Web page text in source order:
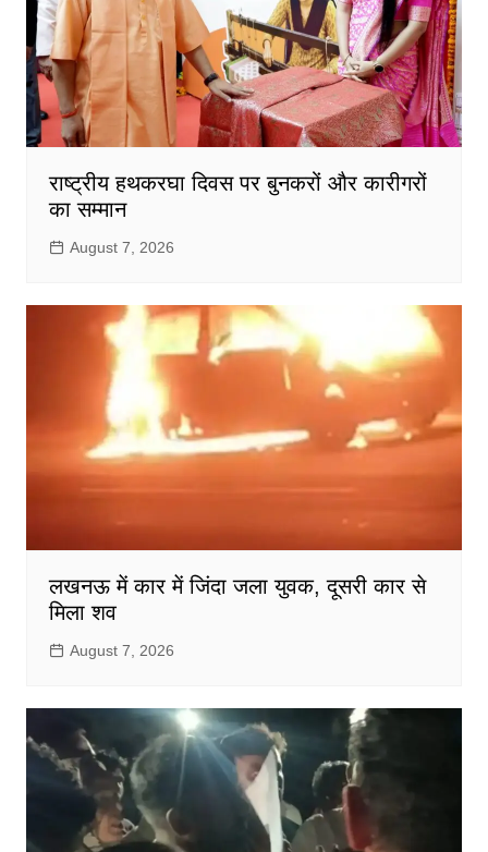
राष्ट्रीय हथकरघा दिवस पर बुनकरों और कारीगरों
का सम्मान
August 7, 2026
लखनऊ में कार में जिंदा जला युवक, दूसरी कार से
मिला शव
August 7, 2026